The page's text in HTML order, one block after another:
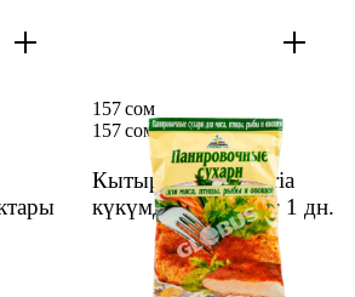
Кытырактар Cykoria
күкүмдөлгөн 200 г 1 дн.
157 сом
157 сом